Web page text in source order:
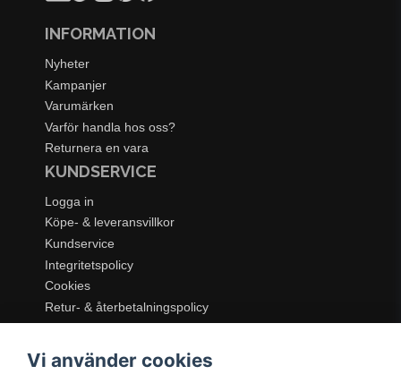
INFORMATION
Nyheter
Kampanjer
Varumärken
Varför handla hos oss?
Returnera en vara
KUNDSERVICE
Logga in
Köpe- & leveransvillkor
Kundservice
Integritetspolicy
Cookies
Retur- & återbetalningspolicy
Dukning & Servering
Vi använder cookies